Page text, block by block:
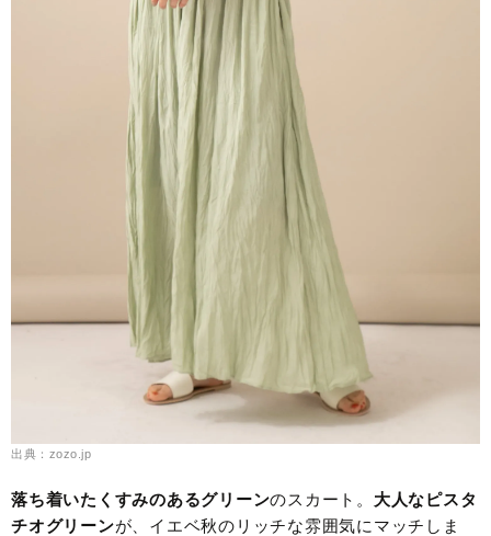
出典：zozo.jp
落ち着いたくすみのあるグリーンのスカート。 大人なピスタ
チオグリーンが、イエベ秋のリッチな雰囲気にマッチしま